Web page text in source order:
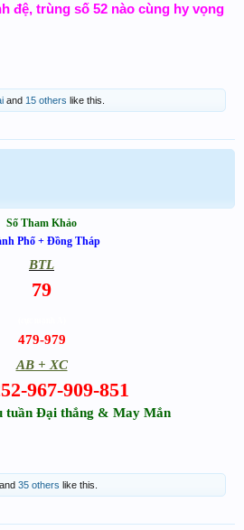
fr!__________
đệ, trùng số 52 nào cùng hy vọng
and 15 others like this.
Số Tham Khảo
Phố + Đồng Tháp
BTL
79
479-979
AB + XC
967-909-851
tuần Đại thắng & May Mắn
and 35 others like this.